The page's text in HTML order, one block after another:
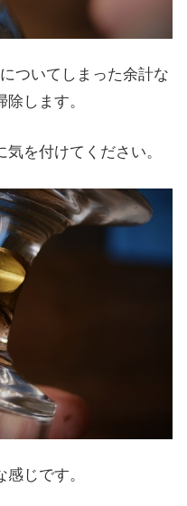
ついてしまった余計な
します。
を付けてください。
じです。